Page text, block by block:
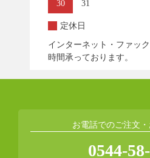
30 31
定休日
インターネット・ファッ
時間承っております。
お電話でのご注文
0544-